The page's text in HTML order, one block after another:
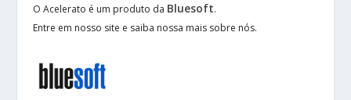
O Acelerato é um produto da Bluesoft.
Entre em nosso site e saiba nossa mais sobre nós.